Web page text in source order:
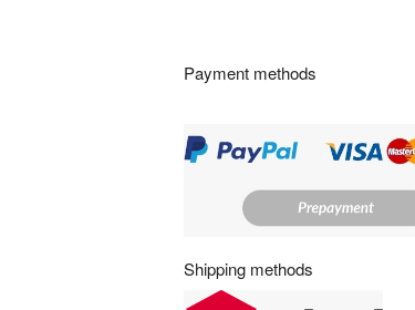
sPayment methods
Shipping methods